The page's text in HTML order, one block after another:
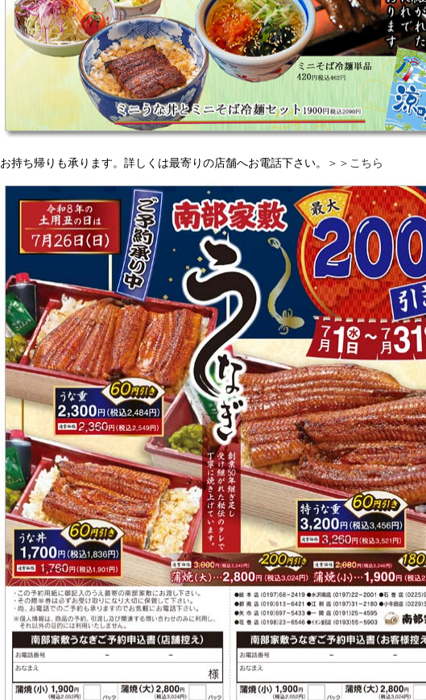
お持ち帰りも承ります。詳しくは最寄りの店舗へお電話下さい。 ＞＞こちら